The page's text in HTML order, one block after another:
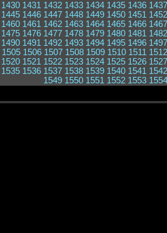
1430 1431 1432 1433 1434 1435 1436 1437
1445 1446 1447 1448 1449 1450 1451 1452
1460 1461 1462 1463 1464 1465 1466 1467
1475 1476 1477 1478 1479 1480 1481 1482
1490 1491 1492 1493 1494 1495 1496 1497
1505 1506 1507 1508 1509 1510 1511 1512
1520 1521 1522 1523 1524 1525 1526 1527
1535 1536 1537 1538 1539 1540 1541 1542
1549 1550 1551 1552 1553 1554